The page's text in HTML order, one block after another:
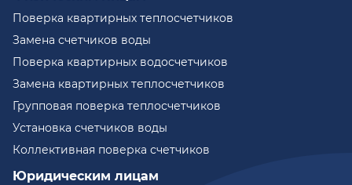
Поверка квартирных теплосчетчиков
Замена счетчиков воды
Поверка квартирных водосчетчиков
Замена квартирных теплосчетчиков
Групповая поверка теплосчетчиков
Установка счетчиков воды
Коллективная поверка счетчиков
Юридическим лицам